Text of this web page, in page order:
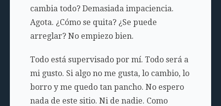
cambia todo? Demasiada impaciencia.
Agota. ¿Cómo se quita? ¿Se puede
arreglar? No empiezo bien.
Todo está supervisado por mí. Todo será a
mi gusto. Si algo no me gusta, lo cambio, lo
borro y me quedo tan pancho. No espero
nada de este sitio. Ni de nadie. Como